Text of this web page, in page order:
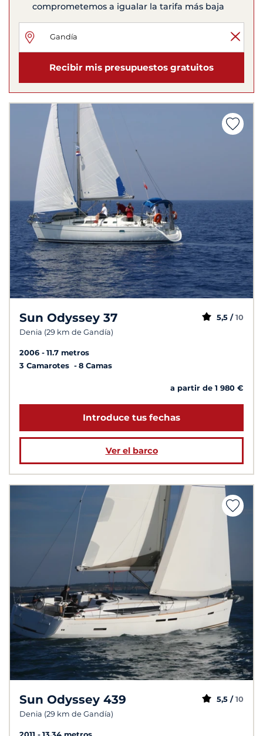
comprometemos a igualar la tarifa más baja
Recibir mis presupuestos gratuitos
Sun Odyssey 37
Denia (29 km de Gandía)
5,5 / 10
2006
11.7 metros
3 Camarotes
8 Camas
a partir de 1 980 €
Introduce tus fechas
Ver el barco
Sun Odyssey 439
Denia (29 km de Gandía)
5,5 / 10